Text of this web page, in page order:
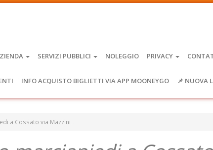
SERVIZI PUBBLICI NOLEGGIO PRIVACY
INFO ACQUISTO BIGLIETTI VIA APP MOONEYGO 📌 NUOVA
a Cossato via Mazzini